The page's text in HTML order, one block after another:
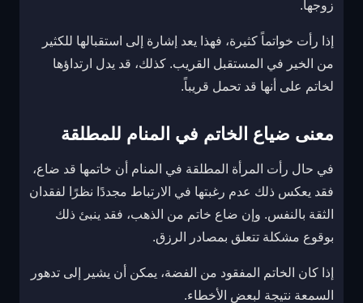
زوجها.
إذا رأت خواتماً كثيرة، فهذا يعد إشارة إلى استقبالها للكثير
من الخير في المستقبل القريب. كذلك، قد يدل ارتداؤها
لخاتم على أنها قد تحمل قريباً.
معنى ضياع الخاتم في المنام للمطلقة
في حال رأت المرأة المطلقة في المنام أن خاتمها قد ضاع،
فقد يعكس ذلك عدم رغبتها في الارتباط مجددًا نظرًا لفقدان
الثقة بالنفس. وإن ضاع خاتم من الذهب، فقد ينبئ ذلك
بوقوع مشكلة تتعلق بمصادر الرزق.
إذا كان الخاتم المفقود من الفضة، يمكن أن يشير إلى تدهور
السمعة نتيجة لبعض الأخطاء.